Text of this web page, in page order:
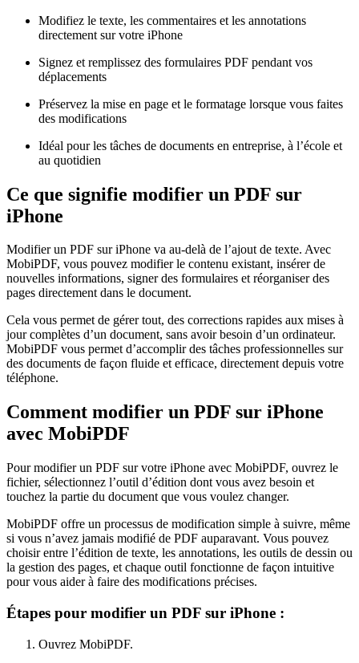
Modifiez le texte, les commentaires et les annotations
directement sur votre iPhone
Signez et remplissez des formulaires PDF pendant vos
déplacements
Préservez la mise en page et le formatage lorsque vous faites
des modifications
Idéal pour les tâches de documents en entreprise, à l’école et
au quotidien
Ce que signifie modifier un PDF sur
iPhone
Modifier un PDF sur iPhone va au-delà de l’ajout de texte. Avec
MobiPDF, vous pouvez modifier le contenu existant, insérer de
nouvelles informations, signer des formulaires et réorganiser des
pages directement dans le document.
Cela vous permet de gérer tout, des corrections rapides aux mises à
jour complètes d’un document, sans avoir besoin d’un ordinateur.
MobiPDF vous permet d’accomplir des tâches professionnelles sur
des documents de façon fluide et efficace, directement depuis votre
téléphone.
Comment modifier un PDF sur iPhone
avec MobiPDF
Pour modifier un PDF sur votre iPhone avec MobiPDF, ouvrez le
fichier, sélectionnez l’outil d’édition dont vous avez besoin et
touchez la partie du document que vous voulez changer.
MobiPDF offre un processus de modification simple à suivre, même
si vous n’avez jamais modifié de PDF auparavant. Vous pouvez
choisir entre l’édition de texte, les annotations, les outils de dessin ou
la gestion des pages, et chaque outil fonctionne de façon intuitive
pour vous aider à faire des modifications précises.
Étapes pour modifier un PDF sur iPhone :
Ouvrez MobiPDF.